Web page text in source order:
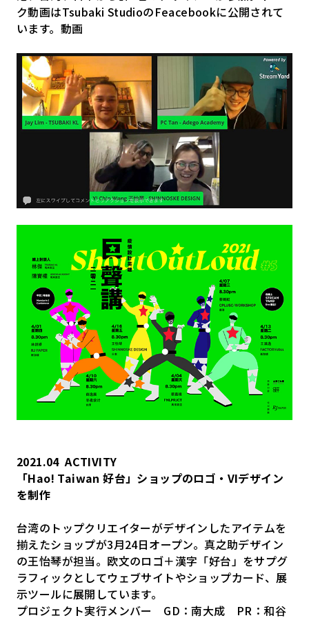
ク動画はTsubaki StudioのFeacebookに公開されて
います。 動画
2021.04 ACTIVITY
「Hao! Taiwan 好台」ショップのロゴ・VIデザイン
を制作
台湾のトップクリエイターがデザインしたアイテムを
揃えたショップが3月24日オープン。真之助デザイン
の王怡琴が担当。欧文のロゴ＋漢字「好台」をサプグ
ラフィックとしてウェブサイトやショップカード、展
示ツールに展開しています。
プロジェクト実行メンバー GD：南大成 PR：和谷